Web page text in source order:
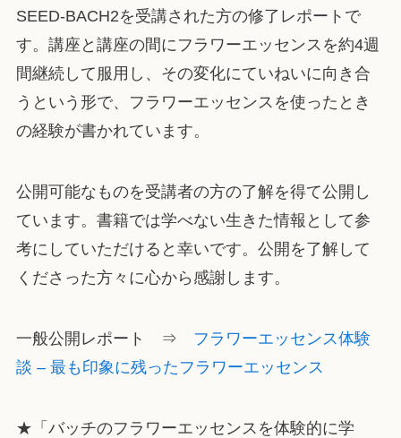
SEED-BACH2を受講された方の修了レポートで
す。講座と講座の間にフラワーエッセンスを約4週
間継続して服用し、その変化にていねいに向き合
うという形で、フラワーエッセンスを使ったとき
の経験が書かれています。
公開可能なものを受講者の方の了解を得て公開し
ています。書籍では学べない生きた情報として参
考にしていただけると幸いです。公開を了解して
くださった方々に心から感謝します。
一般公開レポート ⇒
フラワーエッセンス体験
談 – 最も印象に残ったフラワーエッセンス
★「バッチのフラワーエッセンスを体験的に学